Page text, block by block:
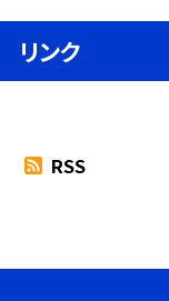
リンク
RSS